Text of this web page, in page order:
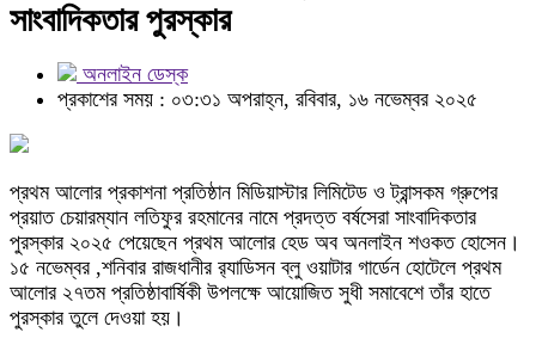
সাংবাদিকতার পুরস্কার
অনলাইন ডেস্ক
প্রকাশের সময় : ০৩:৩১ অপরাহ্ন, রবিবার, ১৬ নভেম্বর ২০২৫
প্রথম আলোর প্রকাশনা প্রতিষ্ঠান মিডিয়াস্টার লিমিটেড ও ট্রান্সকম গ্রুপের
প্রয়াত চেয়ারম্যান লতিফুর রহমানের নামে প্রদত্ত বর্ষসেরা সাংবাদিকতার
পুরস্কার ২০২৫ পেয়েছেন প্রথম আলোর হেড অব অনলাইন শওকত হোসেন।
১৫ নভেম্বর ,শনিবার রাজধানীর র‍্যাডিসন ব্লু ওয়াটার গার্ডেন হোটেলে প্রথম
আলোর ২৭তম প্রতিষ্ঠাবার্ষিকী উপলক্ষে আয়োজিত সুধী সমাবেশে তাঁর হাতে
পুরস্কার তুলে দেওয়া হয়।